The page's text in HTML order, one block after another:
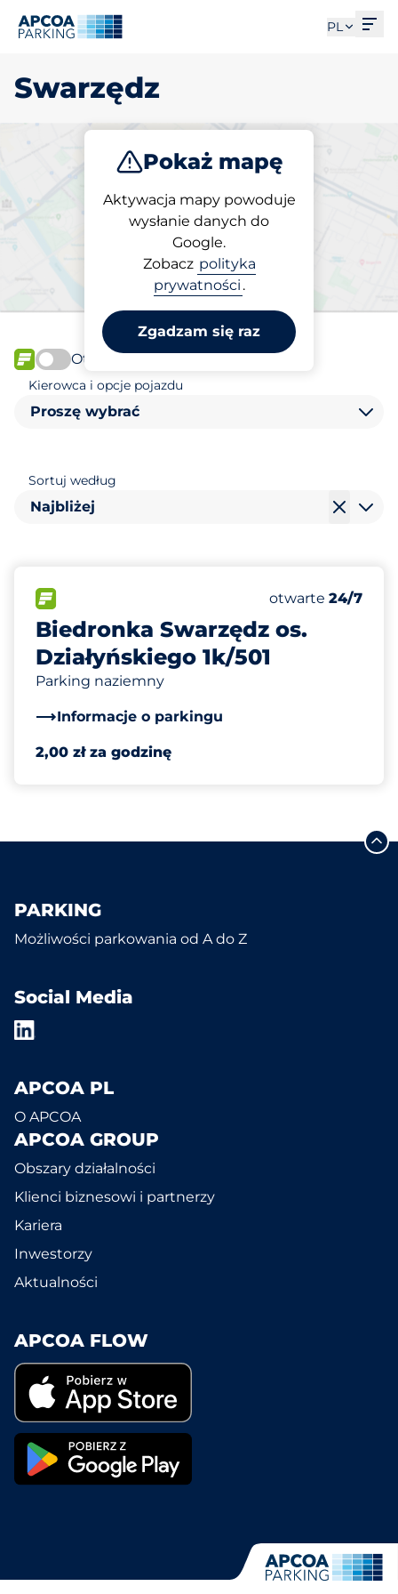
PL
Swarzędz
Pokaż mapę
Aktywacja mapy powoduje
wysłanie danych do
Google.
Zobacz polityka
prywatności .
Zgadzam się raz
Parkuj
Wybierz miejsce
parkingowe w Swarzędz
FLOW
Otwórz teraz
Kierowca i opcje pojazdu
Proszę wybrać
Sortuj według
Najbliżej
Biedronka Swarzędz os.
Działyńskiego 1k/501
Parking naziemny
Informacje o parkingu
Liczba miejsc
Całkowita
otwarte 24/7
2,00 zł za godzinę
PARKING
Możliwości parkowania od A do Z
Social Media
APCOA PL
O APCOA
APCOA GROUP
Obszary działalności
Klienci biznesowi i partnerzy
Kariera
Inwestorzy
Aktualności
APCOA FLOW